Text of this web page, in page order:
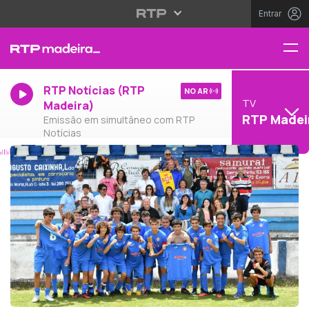
Entrar
RTP Notícias (RTP
Madeira)
Emissão em simultâneo com RTP
Notícias
NO AR
TV
RTP